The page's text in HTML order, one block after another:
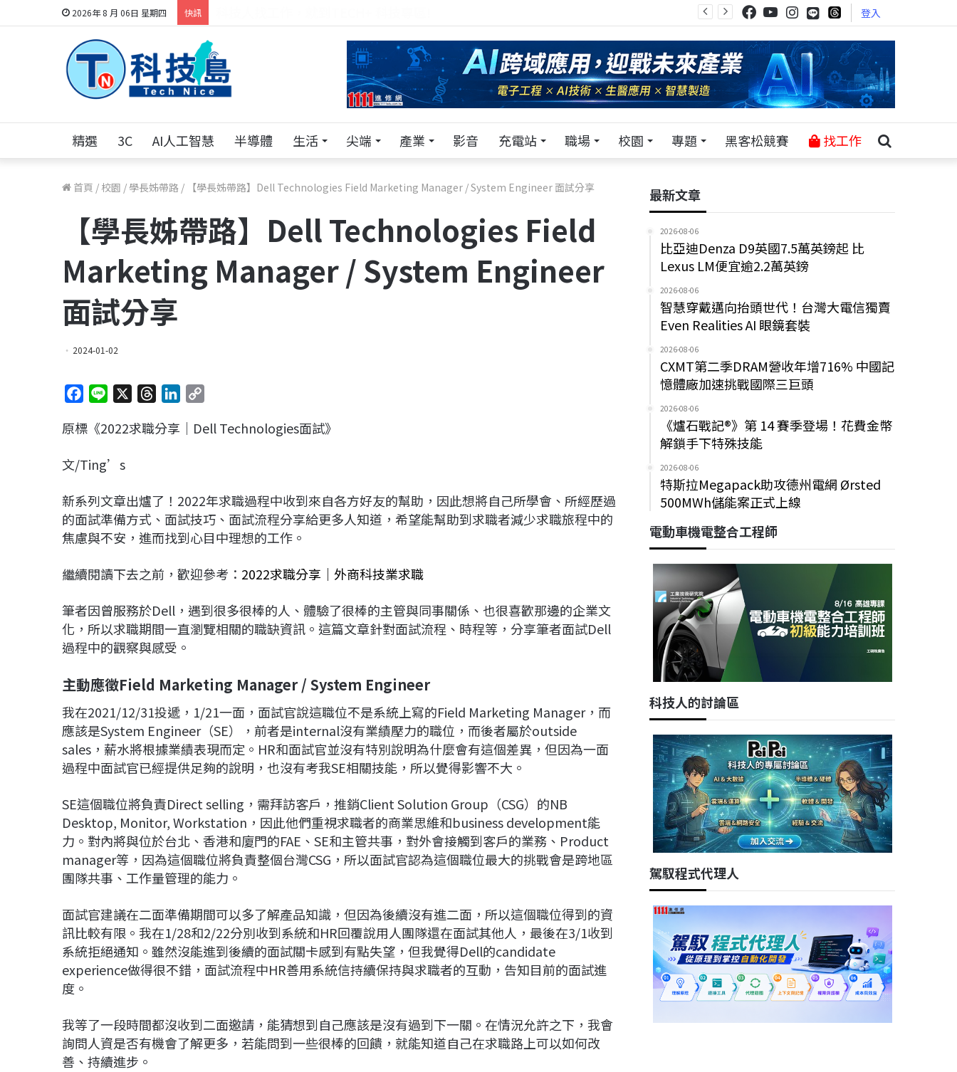
2026年 8 月 06日 星期四 快訊 登入
精選 3C AI人工智慧 半導體 生活 尖端 產業 影音 充電站 職場 校園 專題 黑客松競賽 找工作
首頁 / 校園 / 學長姊帶路 / 【學長姊帶路】Dell Technologies Field Marketing Manager / System Engineer 面試分享
【學長姊帶路】Dell Technologies Field
Marketing Manager / System Engineer
面試分享
2024-01-02
c
b
o
k
n
r
s
I
n
p
n
k
原標《2022求職分享｜Dell Technologies面試》
文/Ting’s
新系列文章出爐了！2022年求職過程中收到來自各方好友的幫助，因此想將自己所學會、所經歷過
的面試準備方式、面試技巧、面試流程分享給更多人知道，希望能幫助到求職者減少求職旅程中的
焦慮與不安，進而找到心目中理想的工作。
繼續閱讀下去之前，歡迎參考： 2022求職分享｜外商科技業求職
筆者因曾服務於Dell，遇到很多很棒的人、體驗了很棒的主管與同事關係、也很喜歡那邊的企業文
化，所以求職期間一直瀏覽相關的職缺資訊。這篇文章針對面試流程、時程等，分享筆者面試Dell
過程中的觀察與感受。
主動應徵Field Marketing Manager / System Engineer
我在2021/12/31投遞，1/21一面，面試官說這職位不是系統上寫的Field Marketing Manager，而
應該是System Engineer（SE），前者是internal沒有業績壓力的職位，而後者屬於outside
sales，薪水將根據業績表現而定。HR和面試官並沒有特別說明為什麼會有這個差異，但因為一面
過程中面試官已經提供足夠的說明，也沒有考我SE相關技能，所以覺得影響不大。
SE這個職位將負責Direct selling，需拜訪客戶，推銷Client Solution Group（CSG）的NB
Desktop, Monitor, Workstation，因此他們重視求職者的商業思維和business development能
力。對內將與位於台北、香港和廈門的FAE、SE和主管共事，對外會接觸到客戶的業務、Product
manager等，因為這個職位將負責整個台灣CSG，所以面試官認為這個職位最大的挑戰會是跨地區
團隊共事、工作量管理的能力。
面試官建議在二面準備期間可以多了解產品知識，但因為後續沒有進二面，所以這個職位得到的資
訊比較有限。我在1/28和2/22分別收到系統和HR回覆說用人團隊還在面試其他人，最後在3/1收到
系統拒絕通知。雖然沒能進到後續的面試關卡感到有點失望，但我覺得Dell的candidate
experience做得很不錯，面試流程中HR善用系統信持續保持與求職者的互動，告知目前的面試進
度。
我等了一段時間都沒收到二面邀請，能猜想到自己應該是沒有過到下一關。在情況允許之下，我會
詢問人資是否有機會了解更多，若能問到一些很棒的回饋，就能知道自己在求職路上可以如何改
善、持續進步。
最新文章
2026-08-06
比亞迪Denza D9英國7.5萬英鎊起 比
Lexus LM便宜逾2.2萬英鎊
2026-08-06
智慧穿戴邁向抬頭世代！台灣大電信獨賣
Even Realities AI 眼鏡套裝
2026-08-06
CXMT第二季DRAM營收年增716% 中國記
憶體廠加速挑戰國際三巨頭
2026-08-06
《爐石戰記®》第 14 賽季登場！花費金幣
解鎖手下特殊技能
2026-08-06
特斯拉Megapack助攻德州電網 Ørsted
500MWh儲能案正式上線
電動車機電整合工程師
科技人的討論區
駕馭程式代理人